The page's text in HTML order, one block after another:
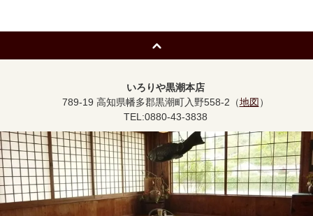
いろりや黒潮本店
789-19 高知県幡多郡黒潮町入野558-2（地図 ）
TEL:0880-43-3838